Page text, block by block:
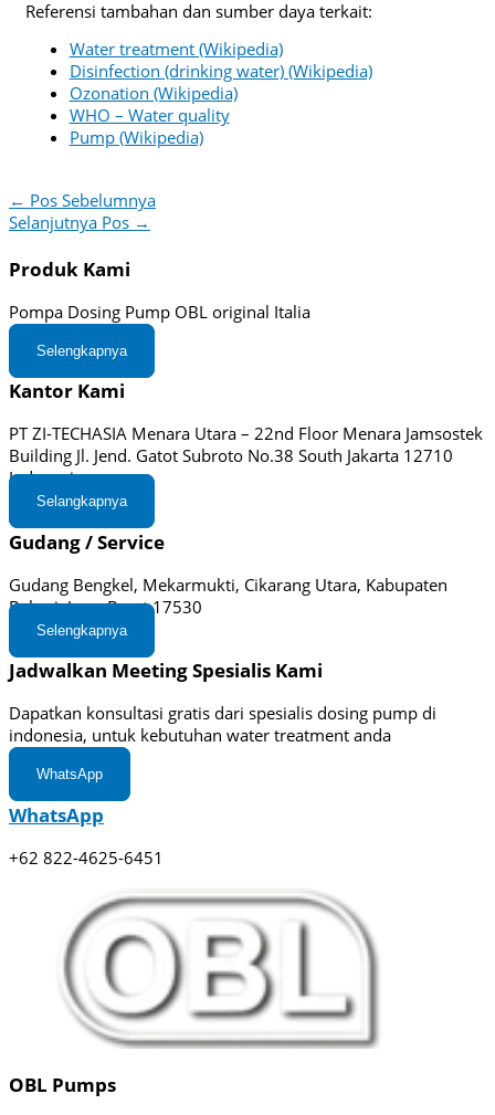
Referensi tambahan dan sumber daya terkait:
Water treatment (Wikipedia)
Disinfection (drinking water) (Wikipedia)
Ozonation (Wikipedia)
WHO – Water quality
Pump (Wikipedia)
← Pos Sebelumnya
Selanjutnya Pos →
Produk Kami
Pompa Dosing Pump OBL original Italia
Selengkapnya
Kantor Kami
PT ZI-TECHASIA Menara Utara – 22nd Floor Menara Jamsostek
Building Jl. Jend. Gatot Subroto No.38 South Jakarta 12710
Indonesia
Selangkapnya
Gudang / Service
Gudang Bengkel, Mekarmukti, Cikarang Utara, Kabupaten
Bekasi, Jawa Barat 17530
Selengkapnya
Jadwalkan Meeting Spesialis Kami
Dapatkan konsultasi gratis dari spesialis dosing pump di
indonesia, untuk kebutuhan water treatment anda
WhatsApp
WhatsApp
+62 822-4625-6451
OBL Pumps